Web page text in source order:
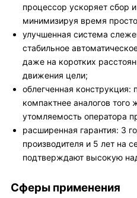
процессор ускоряет сбор
минимизируя время
улучшенная система
стабильное
даже на коротких
движения цели;
облегченная конструкция:
компактнее аналогов того
утомляемость оператора
расширенная гарантия: 3
производителя и 5 лет на
подтверждают высокую
Сферы применения